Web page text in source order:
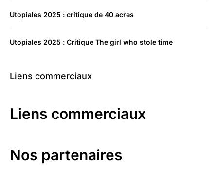
Utopiales 2025 : critique de 40 acres
Utopiales 2025 : Critique The girl who stole time
Liens commerciaux
Liens commerciaux
Nos partenaires